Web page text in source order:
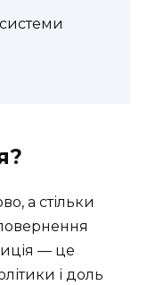
а стільки
— це
і доль